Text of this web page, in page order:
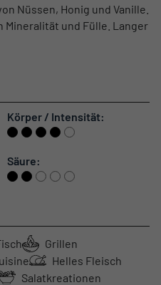
Nüssen, Honig und Vanille.
Mineralität und Fülle. Langer
Körper / Intensität:
Säure:
Grillen
Helles Fleisch
Salatkreationen